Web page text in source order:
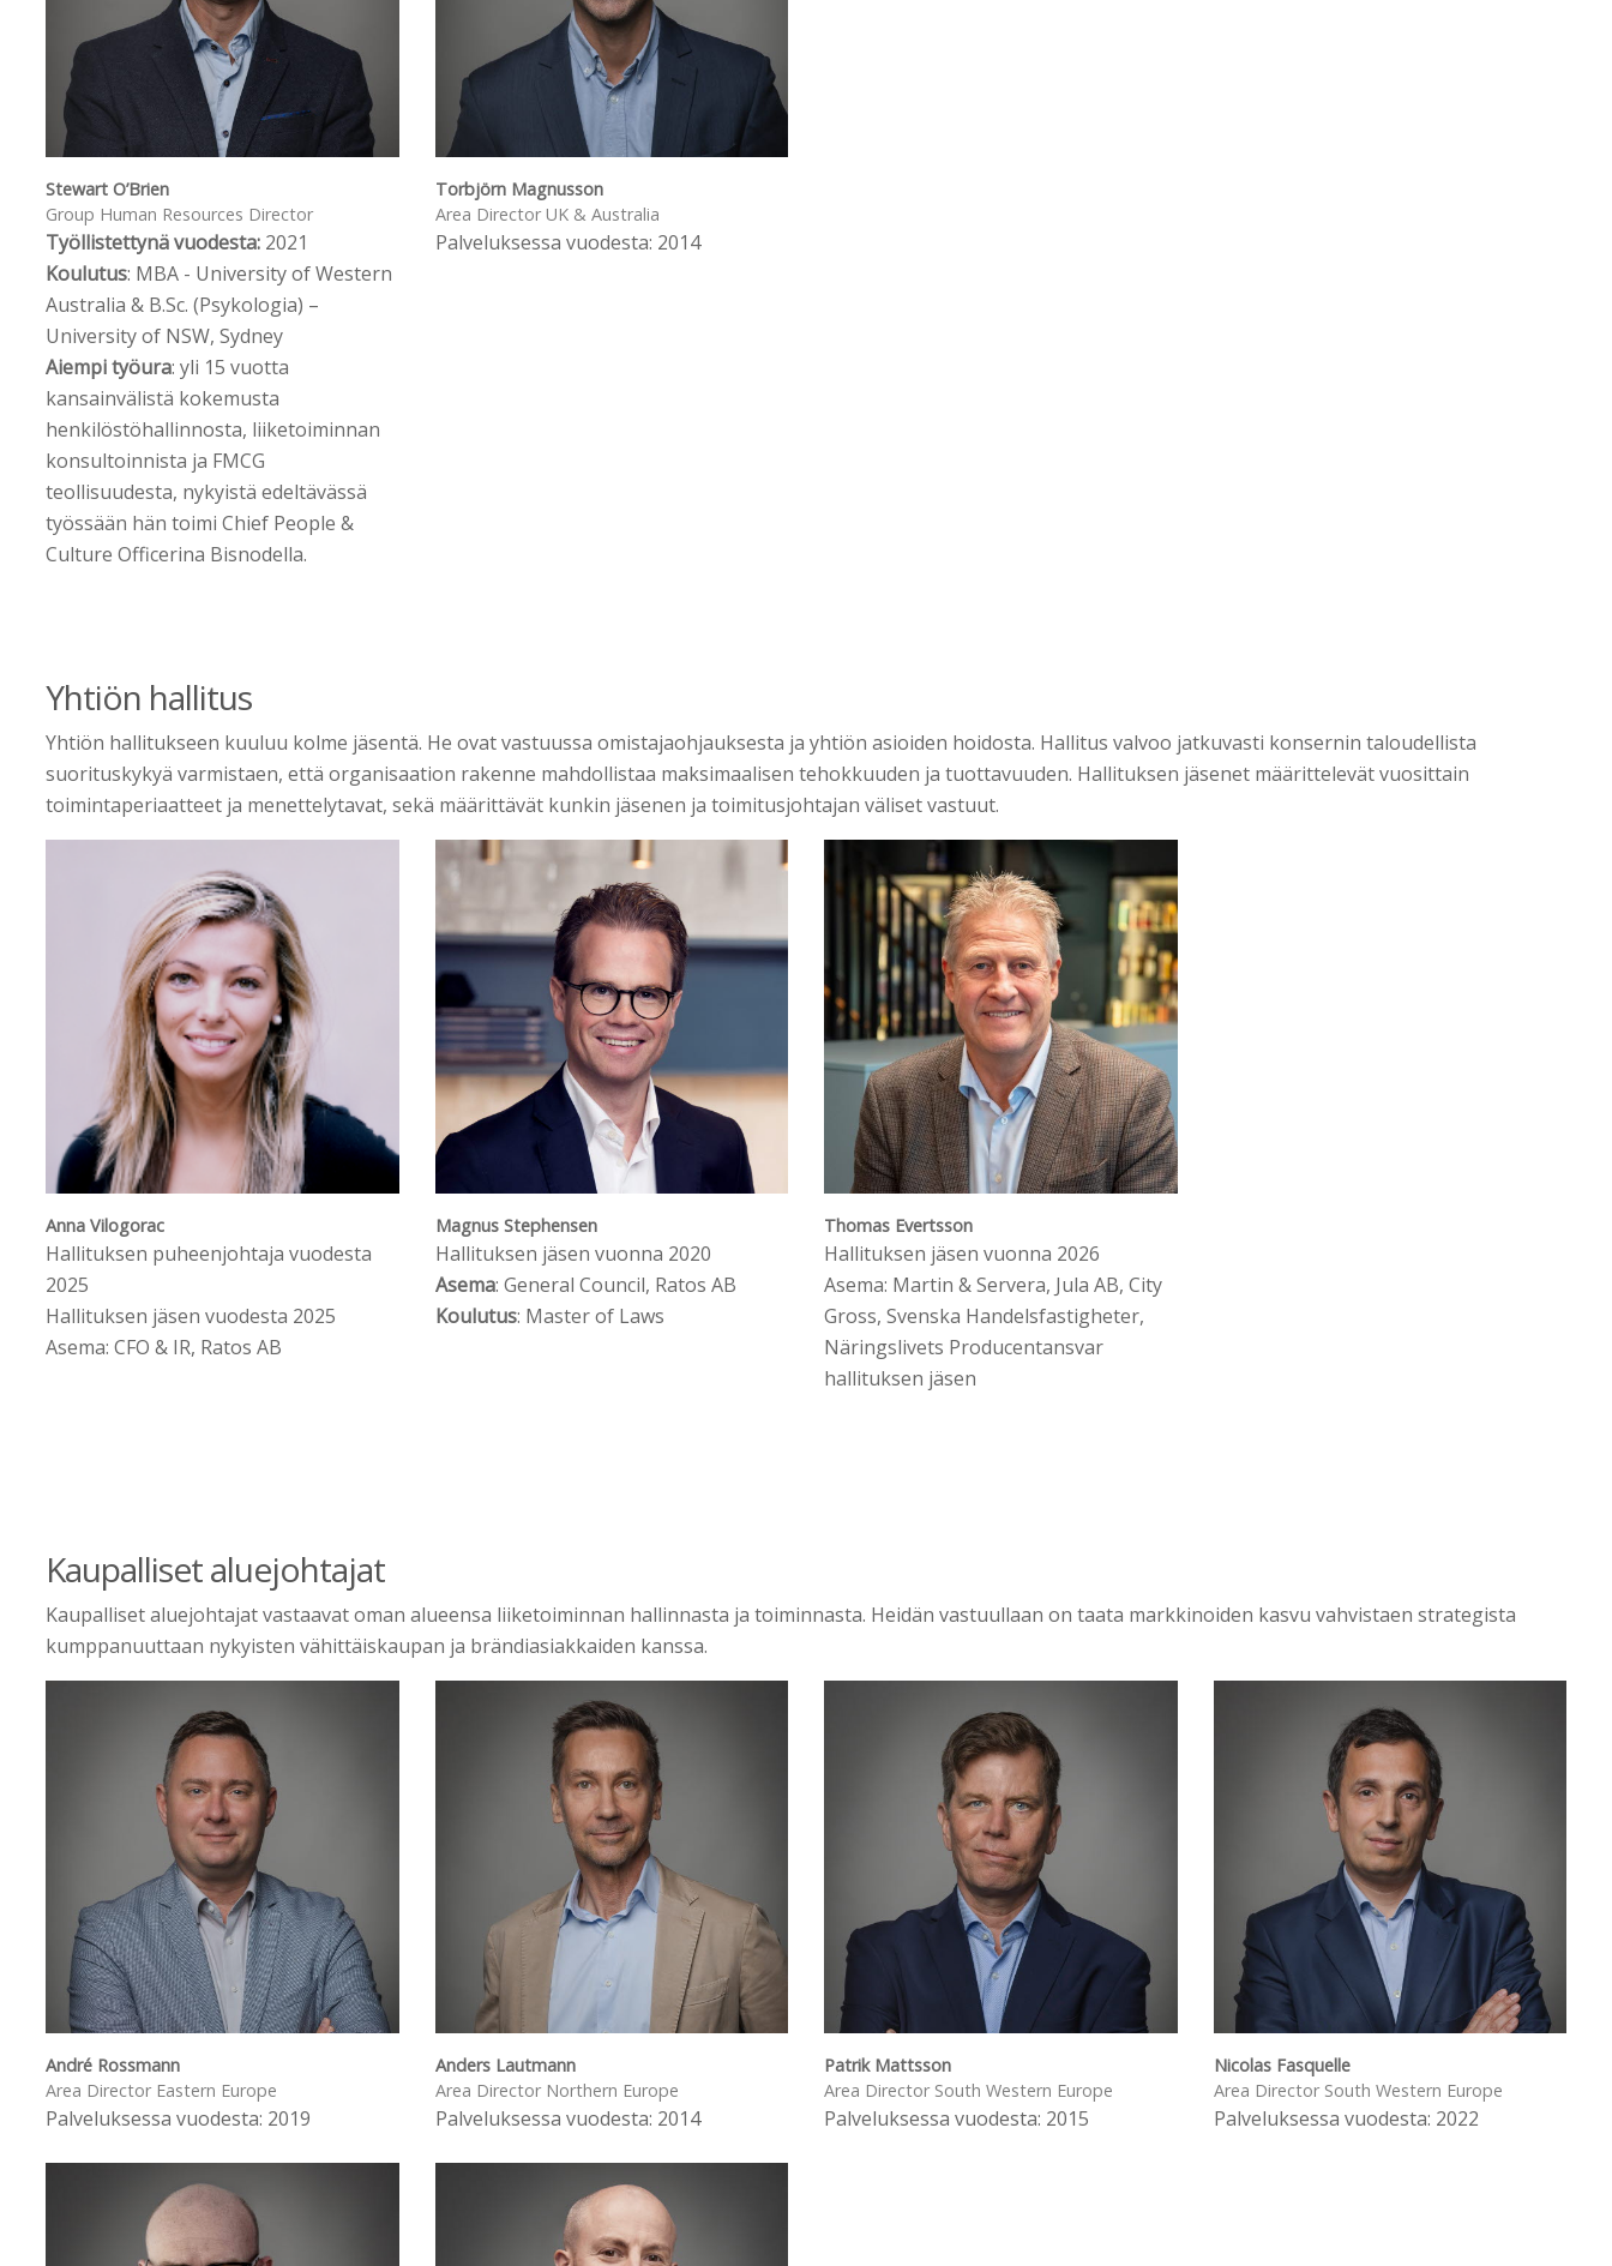
Stewart O’Brien
Group Human Resources Director
Työllistettynä vuodesta: 2021
Koulutus: MBA - University of Western
Australia & B.Sc. (Psykologia) –
University of NSW, Sydney
Aiempi työura: yli 15 vuotta
kansainvälistä kokemusta
henkilöstöhallinnosta, liiketoiminnan
konsultoinnista ja FMCG
teollisuudesta, nykyistä edeltävässä
työssään hän toimi Chief People &
Culture Officerina Bisnodella.
Torbjörn Magnusson
Area Director UK & Australia
Palveluksessa vuodesta: 2014
Yhtiön hallitus
Yhtiön hallitukseen kuuluu kolme jäsentä. He ovat vastuussa omistajaohjauksesta ja yhtiön asioiden hoidosta. Hallitus valvoo jatkuvasti konsernin taloudellista
suorituskykyä varmistaen, että organisaation rakenne mahdollistaa maksimaalisen tehokkuuden ja tuottavuuden. Hallituksen jäsenet määrittelevät vuosittain
toimintaperiaatteet ja menettelytavat, sekä määrittävät kunkin jäsenen ja toimitusjohtajan väliset vastuut.
Anna Vilogorac
Hallituksen puheenjohtaja vuodesta
2025
Hallituksen jäsen vuodesta 2025
Asema: CFO & IR, Ratos AB
Magnus Stephensen
Hallituksen jäsen vuonna 2020
Asema: General Council, Ratos AB
Koulutus: Master of Laws
Thomas Evertsson
Hallituksen jäsen vuonna 2026
Asema: Martin & Servera, Jula AB, City
Gross, Svenska Handelsfastigheter,
Näringslivets Producentansvar
hallituksen jäsen
Kaupalliset aluejohtajat
Kaupalliset aluejohtajat vastaavat oman alueensa liiketoiminnan hallinnasta ja toiminnasta. Heidän vastuullaan on taata markkinoiden kasvu vahvistaen strategista
kumppanuuttaan nykyisten vähittäiskaupan ja brändiasiakkaiden kanssa.
André Rossmann
Area Director Eastern Europe
Palveluksessa vuodesta: 2019
Anders Lautmann
Area Director Northern Europe
Palveluksessa vuodesta: 2014
Patrik Mattsson
Area Director South Western Europe
Palveluksessa vuodesta: 2015
Nicolas Fasquelle
Area Director South Western Europe
Palveluksessa vuodesta: 2022